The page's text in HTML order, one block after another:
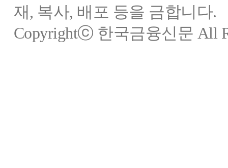
재, 복사, 배포 등을 금합니다.
Copyrightⓒ 한국금융신문 All